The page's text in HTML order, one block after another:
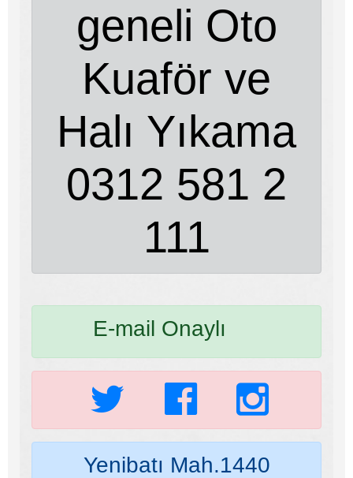
geneli Oto
Kuaför ve
Halı Yıkama
0312 581 2
111
E-mail Onaylı
Yenibatı Mah.1440